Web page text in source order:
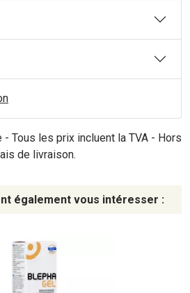
Tous les prix incluent la TVA - Hors
de livraison.
également vous intéresser :